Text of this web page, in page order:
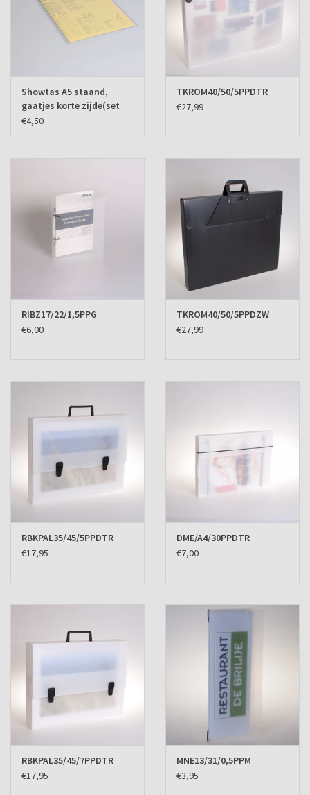
Showtas A5 staand,
gaatjes korte zijde(set
van 10 ex.)
€4,50
TKROM40/50/5PPDTR
€27,99
RIBZ17/22/1,5PPG
€6,00
TKROM40/50/5PPDZW
€27,99
RBKPAL35/45/5PPDTR
€17,95
DME/A4/30PPDTR
€7,00
RBKPAL35/45/7PPDTR
€17,95
MNE13/31/0,5PPM
€3,95